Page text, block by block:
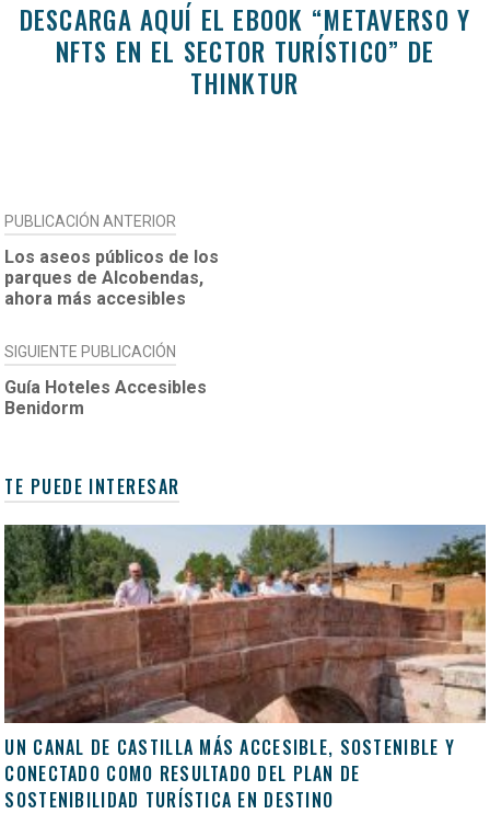
DESCARGA AQUÍ EL EBOOK “METAVERSO Y
NFTS EN EL SECTOR TURÍSTICO” DE
THINKTUR
NAVEGACIÓN
DE
ENTRADAS
PUBLICACIÓN ANTERIOR
Los aseos públicos de los
parques de Alcobendas,
ahora más accesibles
SIGUIENTE PUBLICACIÓN
Guía Hoteles Accesibles
Benidorm
TE PUEDE INTERESAR
UN CANAL DE CASTILLA MÁS ACCESIBLE, SOSTENIBLE Y
CONECTADO COMO RESULTADO DEL PLAN DE
SOSTENIBILIDAD TURÍSTICA EN DESTINO